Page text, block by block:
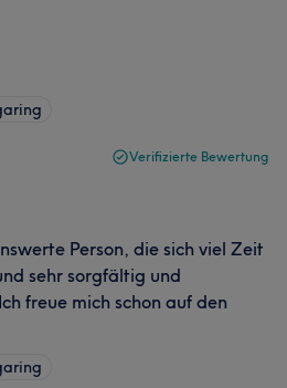
Verifizierte Bewertung
Person, die sich viel Zeit
sehr sorgfältig und
freue mich schon auf den